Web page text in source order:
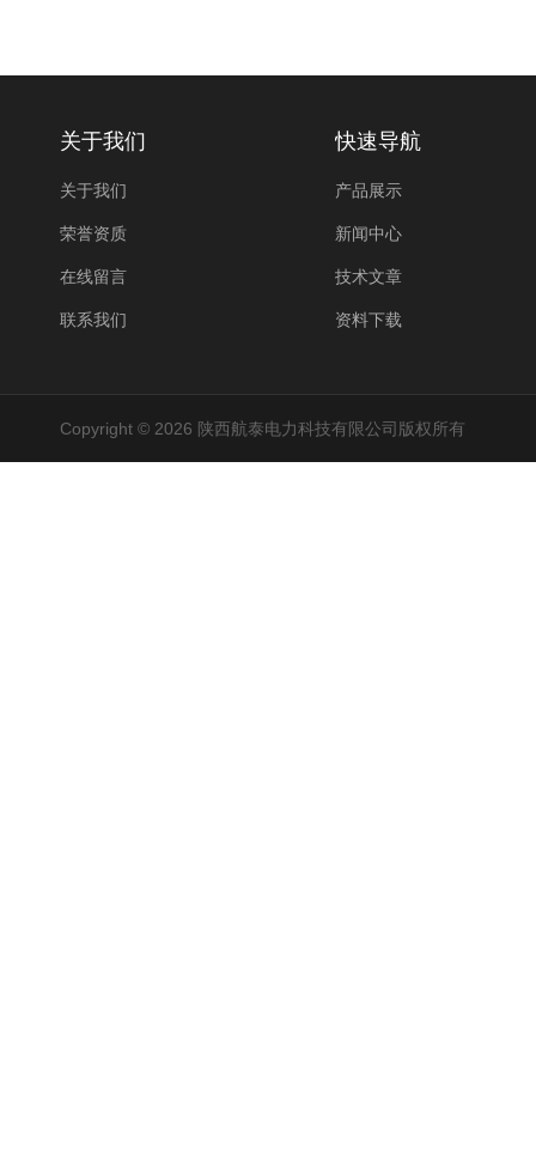
关于我们
关于我们
荣誉资质
在线留言
联系我们
快速导航
产品展示
新闻中心
技术文章
资料下载
Copyright © 2026 陕西航泰电力科技有限公司版权所有